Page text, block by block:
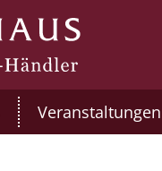
Veranstaltungen